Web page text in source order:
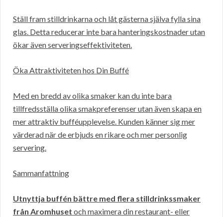
Ställ fram stilldrinkarna och låt gästerna själva fylla sina
glas. Detta reducerar inte bara hanteringskostnader utan
ökar även serveringseffektiviteten.
Öka Attraktiviteten hos Din Buffé
Med en bredd av olika smaker kan du inte bara
tillfredsställa olika smakpreferenser utan även skapa en
mer attraktiv bufféupplevelse. Kunden känner sig mer
värderad när de erbjuds en rikare och mer personlig
servering.
Sammanfattning
Utnyttja buffén bättre med flera stilldrinkssmaker
från Aromhuset och maximera din restaurant- eller